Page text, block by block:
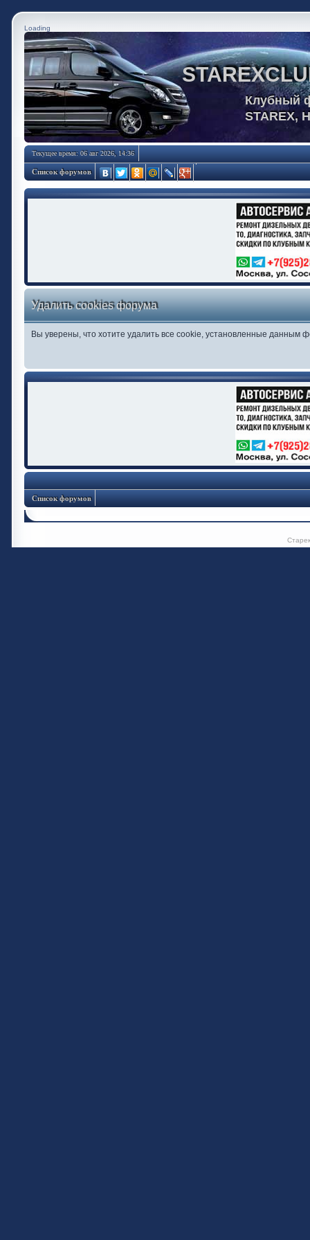
Loading
Клубный
STAREX,
Текущее время: 06 авг 2026, 14:36
Список форумов
Удалить cookies форума
Вы уверены, что хотите удалить все cookie, установленные данным
Список форумов